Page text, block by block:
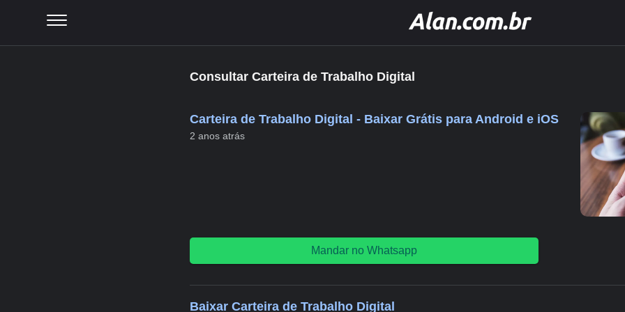
Consultar Carteira de Trabalho Digital
Carteira de Trabalho Digital - Baixar Grátis para Android e iOS
2 anos atrás
Mandar no Whatsapp
Baixar Carteira de Trabalho Digital